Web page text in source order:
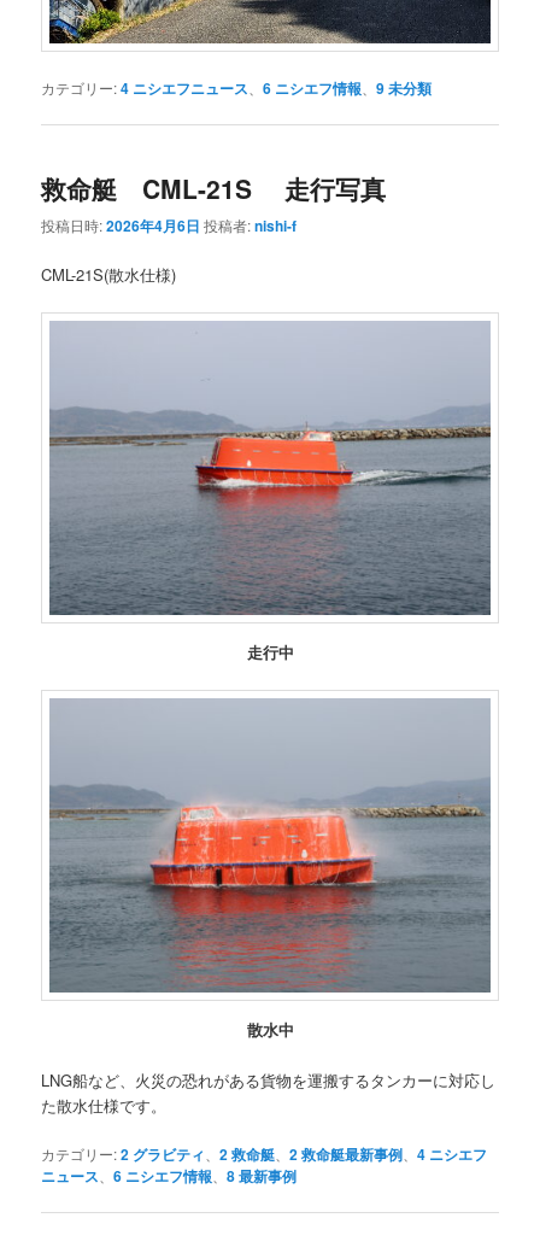
カテゴリー:4 ニシエフニュース 、6 ニシエフ情報 、9 未分類
救命艇 CML-21S 走行写真
投稿日時:2026年4月6日 投稿者:nishi-f
CML-21S(散水仕様)
走行中
散水中
LNG船など、火災の恐れがある貨物を運搬するタンカーに対応し
た散水仕様です。
カテゴリー:2 グラビティ 、2 救命艇 、2 救命艇最新事例 、4 ニシエフ
ニュース 、6 ニシエフ情報 、8 最新事例